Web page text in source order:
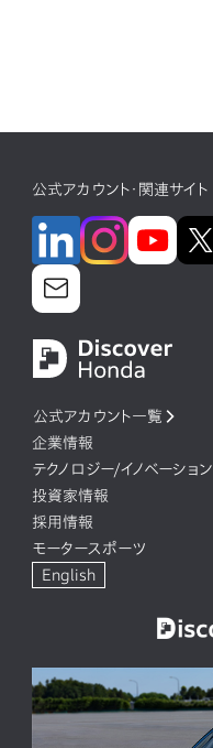
公式アカウント・関連サイト
公式アカウント一覧
企業情報
テクノロジー/イノベーション
投資家情報
採用情報
モータースポーツ
English